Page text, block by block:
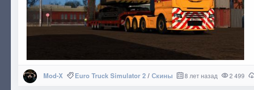
Mod-X Euro Truck Simulator 2/ Скины 8 лет назад 2 499